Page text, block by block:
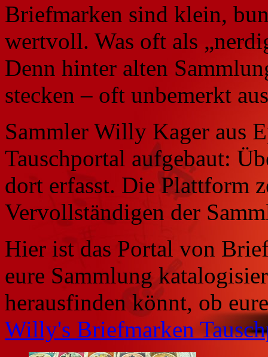
Briefmarken sind klein,
wertvoll. Was oft als
Denn hinter alten
stecken – oft unbemerkt
Sammler Willy Kager aus
Tauschportal aufgebaut:
dort erfasst. Die Plattform
Vervollständigen der
Hier ist das Portal von
eure Sammlung
herausfinden könnt, ob
Willy's Briefmarken